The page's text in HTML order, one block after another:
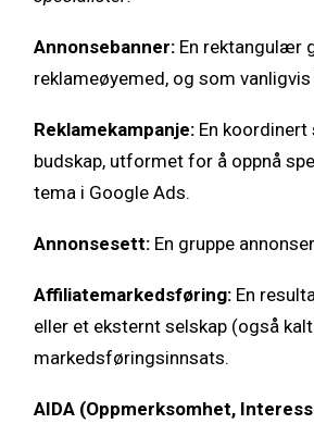
Annonsebanner: En rektangulær
reklameøyemed, og som
Reklamekampanje: En
budskap, utformet for å oppnå
tema i Google Ads.
Annonsesett: En gruppe
Affiliatemarkedsføring: En
eller et eksternt selskap (også
markedsføringsinnsats.
AIDA (Oppmerksomhet,